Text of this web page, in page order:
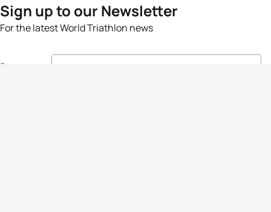
Sign up to our Newsletter
For the latest World Triathlon news
Success msg